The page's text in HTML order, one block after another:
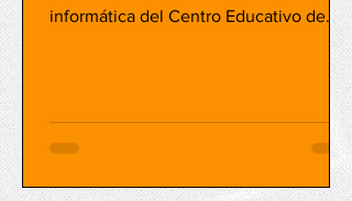
informática del Centro Educativo de